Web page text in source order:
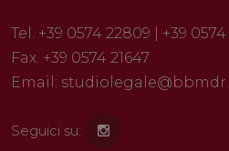
Tel. +39 0574 22809
+39
Fax. +39 0574 21647
Email:
Seguici su: